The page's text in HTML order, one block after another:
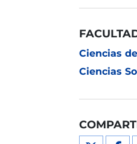
Ciencias
Ciencias